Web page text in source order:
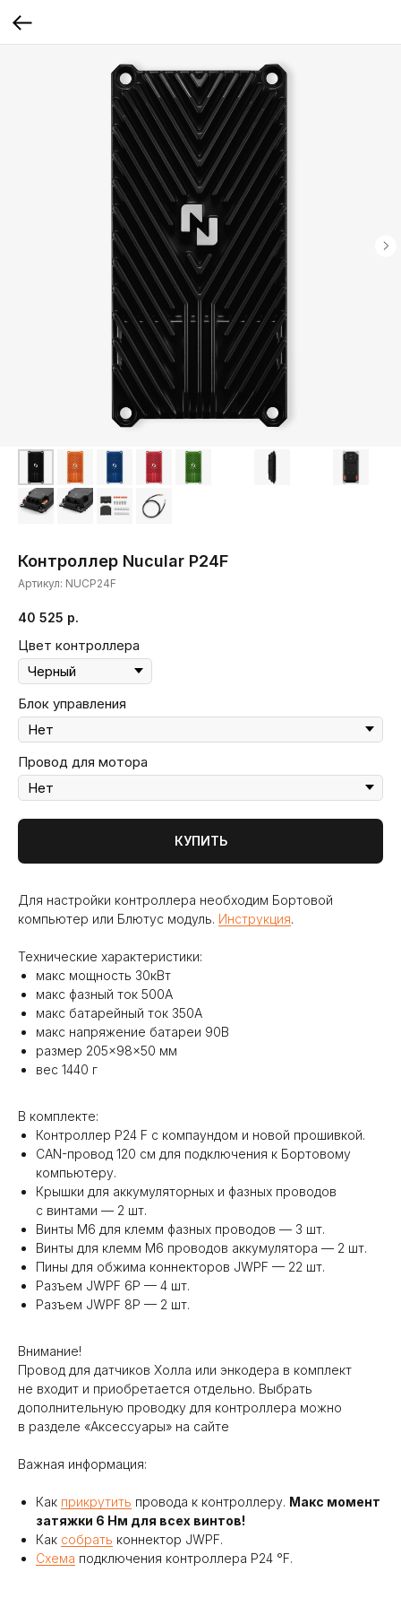
Контроллер Nucular P24F
Артикул: NUCP24F
40 525 р.
Цвет контроллера
Блок управления
Провод для мотора
КУПИТЬ
Для настройки контроллера необходим Бортовой
компьютер или Блютус модуль. Инструкция.
Технические характеристики:
макс мощность 30кВт
макс фазный ток 500А
макс батарейный ток 350А
макс напряжение батареи 90В
размер 205×98×50 мм
вес 1440 г
В комплекте:
Контроллер P24 F с компаундом и новой прошивкой.
CAN-провод 120 см для подключения к Бортовому
компьютеру.
Крышки для аккумуляторных и фазных проводов
с винтами — 2 шт.
Винты М6 для клемм фазных проводов — 3 шт.
Винты для клемм М6 проводов аккумулятора — 2 шт.
Пины для обжима коннекторов JWPF — 22 шт.
Разъем JWPF 6P — 4 шт.
Разъем JWPF 8P — 2 шт.
Внимание!
Провод для датчиков Холла или энкодера в комплект
не входит и приобретается отдельно. Выбрать
дополнительную проводку для контроллера можно
в разделе «Аксессуары» на сайте
Важная информация:
Как прикрутить провода к контроллеру. Макс момент
затяжки 6 Нм для всех винтов!
Как собрать коннектор JWPF.
Схема подключения контроллера P24 °F.